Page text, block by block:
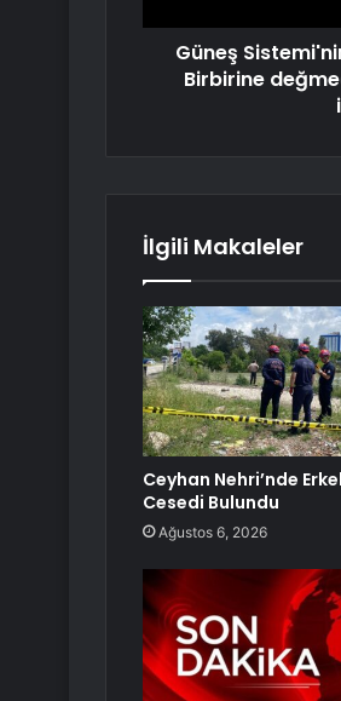
Güneş
Birbirine
İlgili Makaleler
Ceyhan Nehri’nde
Cesedi Bulundu
Ağustos 6, 2026